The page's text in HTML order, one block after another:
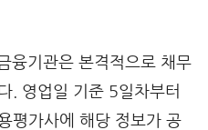
융기관은 본격적으로 채무
. 영업일 기준 5일차부터
평가사에 해당 정보가 공